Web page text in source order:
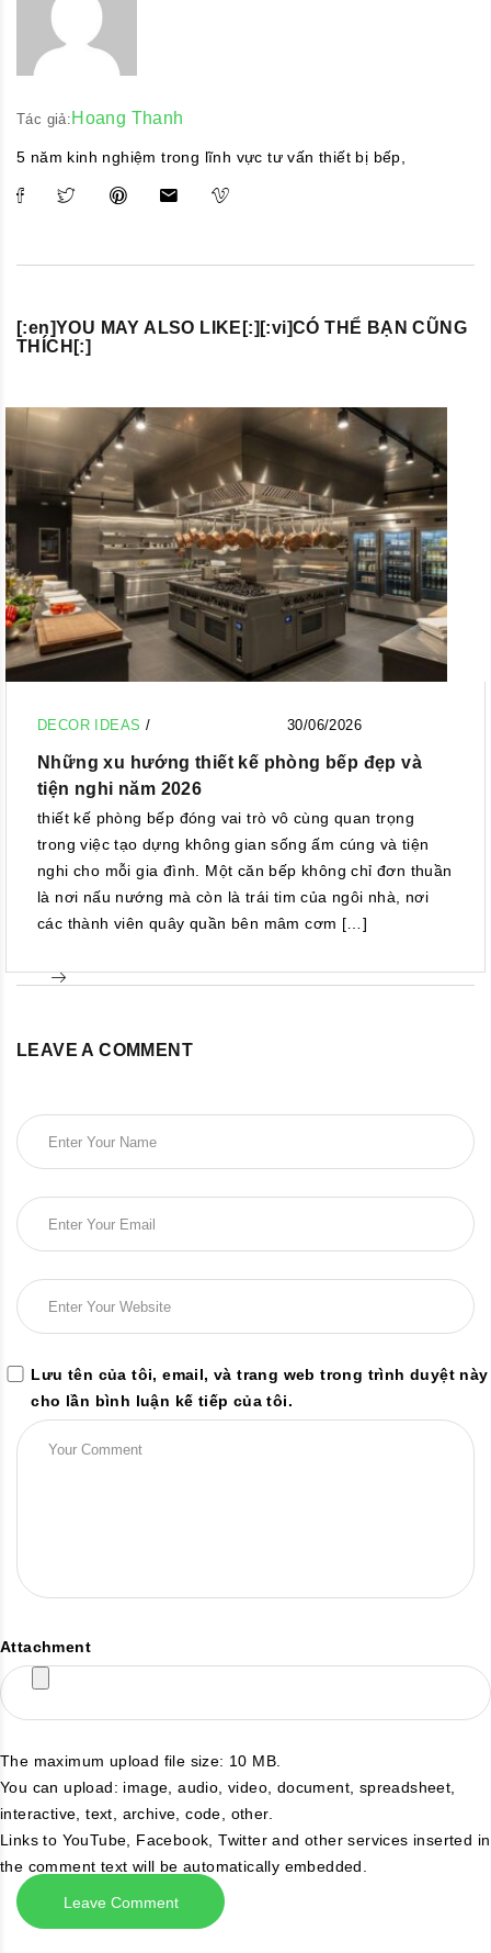
Tác giả: Hoang Thanh
5 năm kinh nghiệm trong lĩnh vực tư vấn thiết bị bếp,
[:en]YOU MAY ALSO LIKE[:][:vi]CÓ THỂ BẠN CŨNG
THÍCH[:]
DECOR IDEAS / 30/06/2026
Những xu hướng thiết kế phòng bếp đẹp và
tiện nghi năm 2026
thiết kế phòng bếp đóng vai trò vô cùng quan trọng
trong việc tạo dựng không gian sống ấm cúng và tiện
nghi cho mỗi gia đình. Một căn bếp không chỉ đơn thuần
là nơi nấu nướng mà còn là trái tim của ngôi nhà, nơi
các thành viên quây quần bên mâm cơm […]
LEAVE A COMMENT
Lưu tên của tôi, email, và trang web trong trình duyệt này
cho lần bình luận kế tiếp của tôi.
Attachment
The maximum upload file size: 10 MB.
You can upload: image,audio,video, document, spreadsheet,
interactive,text, archive,code, other.
Links to YouTube, Facebook, Twitter and other services inserted in
the comment text will be automatically embedded.